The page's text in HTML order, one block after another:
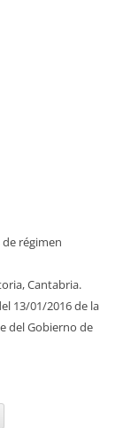
régimen
Cantabria.
13/01/2016 de la
del Gobierno de